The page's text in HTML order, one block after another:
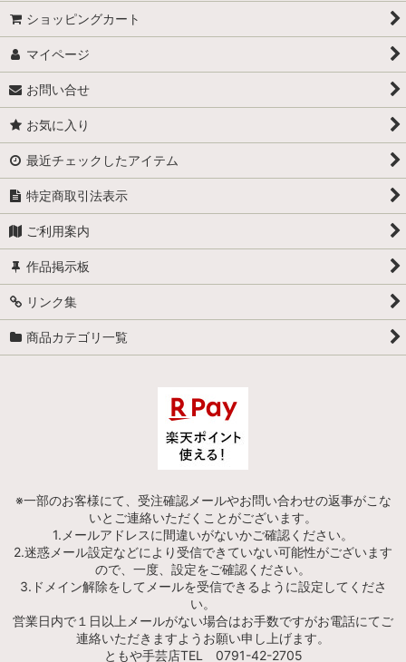
ショッピングカート
マイページ
お問い合せ
お気に入り
最近チェックしたアイテム
特定商取引法表示
ご利用案内
作品掲示板
リンク集
商品カテゴリ一覧
※一部のお客様にて、受注確認メールやお問い合わせの返事がこな
いとご連絡いただくことがございます。
1.メールアドレスに間違いがないかご確認ください。
2.迷惑メール設定などにより受信できていない可能性がございます
ので、一度、設定をご確認ください。
3.ドメイン解除をしてメールを受信できるように設定してくださ
い。
営業日内で１日以上メールがない場合はお手数ですがお電話にてご
連絡いただきますようお願い申し上げます。
ともや手芸店TEL 0791-42-2705